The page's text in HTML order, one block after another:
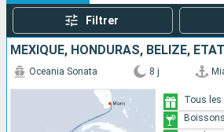
Filtrer
Oceania Sonata 8 j
Tous